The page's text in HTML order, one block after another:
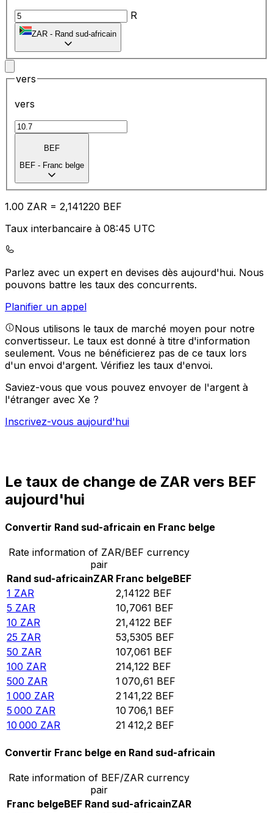
R
ZAR - Rand sud-africain
vers
vers
BEF
BEF - Franc belge
1.00 ZAR = 2,141220 BEF
Taux interbancaire à 08:45 UTC
Parlez avec un expert en devises dès aujourd'hui. Nous
pouvons battre les taux des concurrents.
Planifier un appel
Nous utilisons le taux de marché moyen pour notre
convertisseur. Le taux est donné à titre d'information
seulement. Vous ne bénéficierez pas de ce taux lors
d'un envoi d'argent. Vérifiez les taux d'envoi.
Saviez-vous que vous pouvez envoyer de l'argent à
l'étranger avec Xe ?
Inscrivez-vous aujourd'hui
Le taux de change de ZAR vers BEF
aujourd'hui
Convertir Rand sud-africain en Franc belge
Rate information of ZAR/BEF currency
pair
Rand sud-africainZAR Franc belgeBEF
1 ZAR 2,14122 BEF
5 ZAR 10,7061 BEF
10 ZAR 21,4122 BEF
25 ZAR 53,5305 BEF
50 ZAR 107,061 BEF
100 ZAR 214,122 BEF
500 ZAR 1 070,61 BEF
1 000 ZAR 2 141,22 BEF
5 000 ZAR 10 706,1 BEF
10 000 ZAR 21 412,2 BEF
Convertir Franc belge en Rand sud-africain
Rate information of BEF/ZAR currency
pair
Franc belgeBEF Rand sud-africainZAR